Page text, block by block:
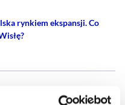
rynkiem ekspansji. Co